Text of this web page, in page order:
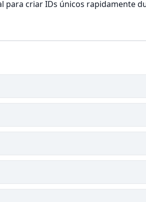
para criar IDs únicos rapidamente